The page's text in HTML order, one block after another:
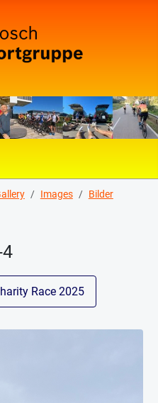
Images
Bilder
Race 2025